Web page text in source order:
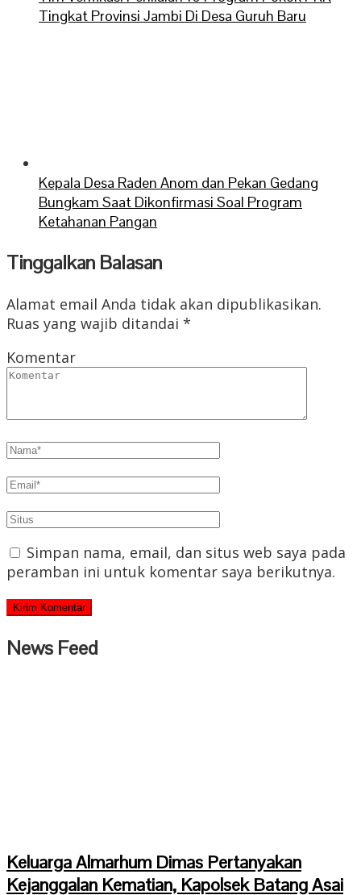
Tingkat Provinsi Jambi Di Desa Guruh Baru
Kepala Desa Raden Anom dan Pekan Gedang
Bungkam Saat Dikonfirmasi Soal Program
Ketahanan Pangan
Tinggalkan Balasan
Alamat email Anda tidak akan dipublikasikan.
Ruas yang wajib ditandai *
Komentar
Simpan nama, email, dan situs web saya pada
peramban ini untuk komentar saya berikutnya.
News Feed
Keluarga Almarhum Dimas Pertanyakan
Kejanggalan Kematian, Kapolsek Batang Asai